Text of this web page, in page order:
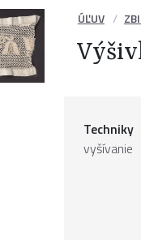
ÚĽUV
Techniky
vyšívanie